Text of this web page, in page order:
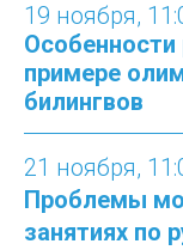
19 ноября, 11:
примере
билингвов
21 ноября, 11:
Проблемы
занятиях по